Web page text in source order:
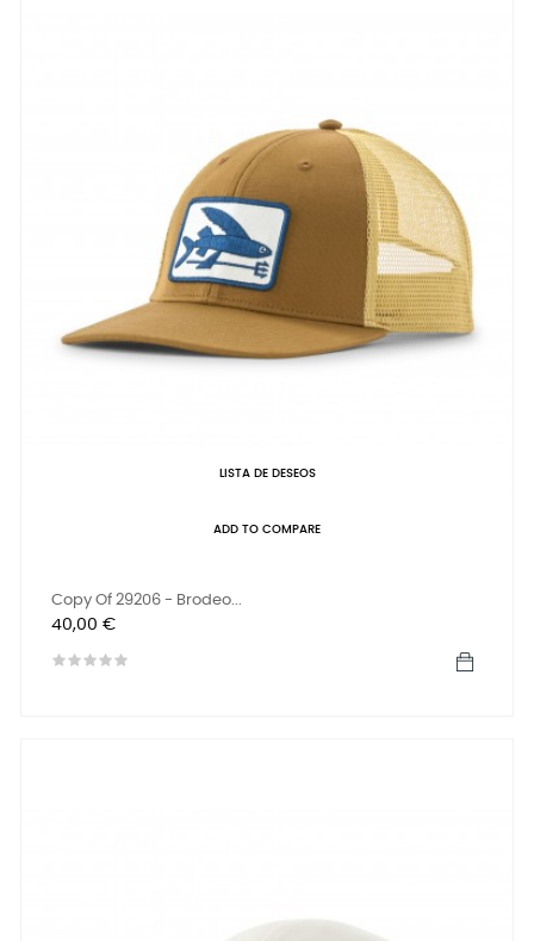
LISTA DE DESEOS
ADD TO COMPARE
Copy Of 29206 - Brodeo...
Precio
40,00 €